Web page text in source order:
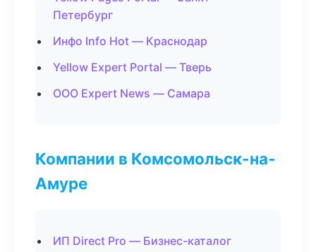
Петербург
Инфо Info Hot — Краснодар
Yellow Expert Portal — Тверь
ООО Expert News — Самара
Компании в Комсомольск-на-
Амуре
ИП Direct Pro — Бизнес-каталог